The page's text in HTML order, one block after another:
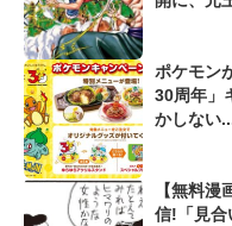
ポケモン
30周年」
かしない...
【無料
信!「見合